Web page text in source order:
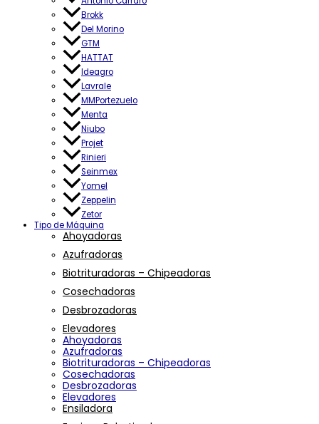
Brokk
Del Morino
GTM
HATTAT
Ideagro
Lavrale
MMPortezuelo
Menta
Niubo
Projet
Rinieri
Seinmex
Yomel
Zeppelin
Zetor
Tipo de Máquina
Ahoyadoras
Azufradoras
Biotrituradoras – Chipeadoras
Cosechadoras
Desbrozadoras
Elevadores
Ahoyadoras
Azufradoras
Biotrituradoras – Chipeadoras
Cosechadoras
Desbrozadoras
Elevadores
Ensiladora